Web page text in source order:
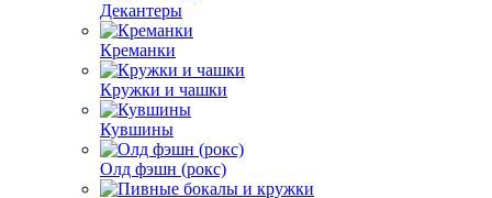
Декантеры
Креманки
Кружки и чашки
Кувшины
Олд фэшн (рокс)